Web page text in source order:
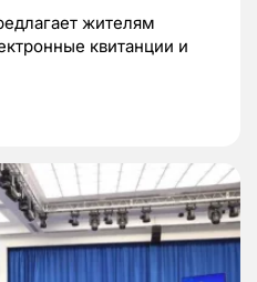
жителям
квитанции и